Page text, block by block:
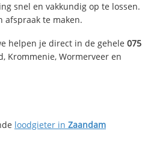
snel en vakkundig op te lossen.
afspraak te maken.
helpen je direct in de gehele 075
Krommenie, Wormerveer en
loodgieter in Zaandam